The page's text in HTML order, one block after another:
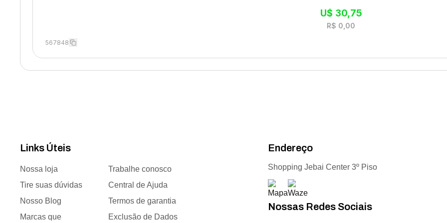
U$ 30,75
R$ 0,00
567848
Links Úteis
Nossa loja
Trabalhe conosco
Tire suas dúvidas
Central de Ajuda
Nosso Blog
Termos de garantia
Marcas que
Exclusão de Dados
Endereço
Shopping Jebai Center 3º Piso
Nossas Redes Sociais